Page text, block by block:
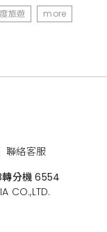
旅遊 more
聯絡客服
轉分機 6554
CO.,LTD.